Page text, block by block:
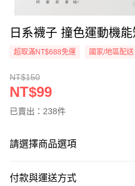
日系襪子 撞色運動機
超取滿NT$688免運 國家/地區配送
NT$150
NT$99
已賣出：238件
請選擇商品選項
付款與運送方式